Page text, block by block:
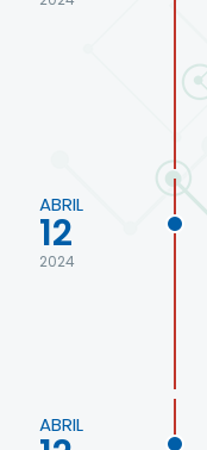
ABRIL
12
2024
ABRIL